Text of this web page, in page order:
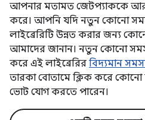
আপনার মতামত জেটপ্যাককে
করে। আপনি যদি নতুন কোনো
লাইব্রেরিটি উন্নত করার জন্য
আমাদের জানান। নতুন কোনো
করে এই লাইব্রেরির বিদ্যমান
তারকা বোতামে ক্লিক করে কোনো
ভোট যোগ করতে পারেন।